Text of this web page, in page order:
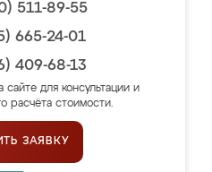
511-89-55
665-24-01
409-68-13
сайте для консультации и
расчёта стоимости.
ЗАЯВКУ